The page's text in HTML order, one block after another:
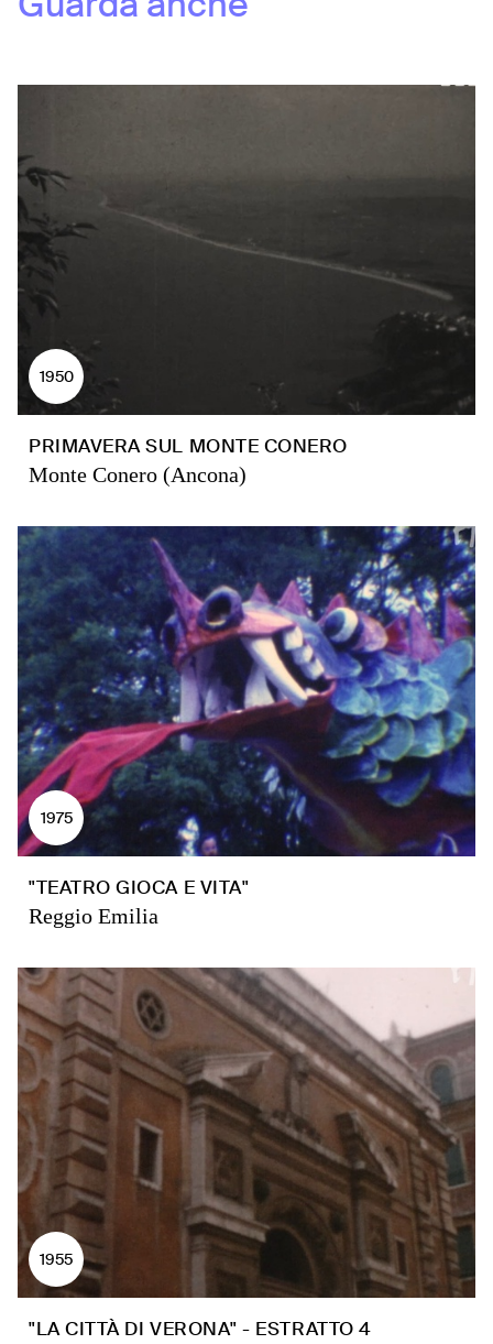
1950
PRIMAVERA SUL MONTE CONERO
Monte Conero (Ancona)
1975
"TEATRO GIOCA E VITA"
Reggio Emilia
1955
"LA CITTÀ DI VERONA" - ESTRATTO 4